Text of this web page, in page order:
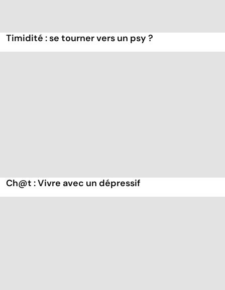
Timidité : se tourner vers un psy ?
Ch@t : Vivre avec un dépressif